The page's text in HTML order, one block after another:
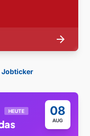
arrow_forward
Jobticker
08
AUG
HEUTE